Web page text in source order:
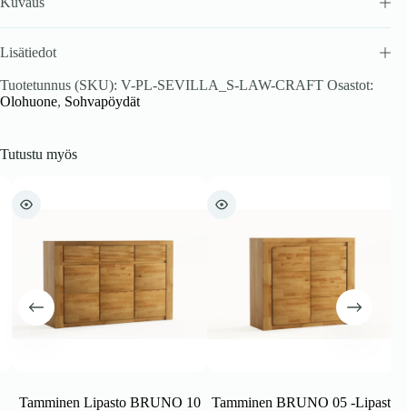
Lisätiedot
Tuotetunnus (SKU): V-PL-SEVILLA_S-LAW-CRAFT Osastot:
Olohuone, Sohvapöydät
Tutustu myös
Tamminen Lipasto BRUNO 10
Tamminen BRUNO 05 -Lipasto